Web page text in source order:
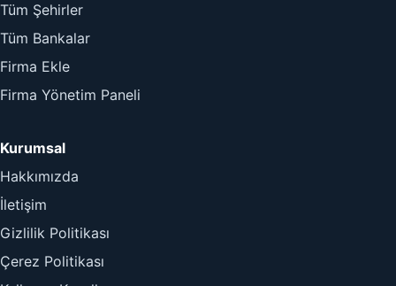
Tüm Şehirler
Tüm Bankalar
Firma Ekle
Firma Yönetim Paneli
Kurumsal
Hakkımızda
İletişim
Gizlilik Politikası
Çerez Politikası